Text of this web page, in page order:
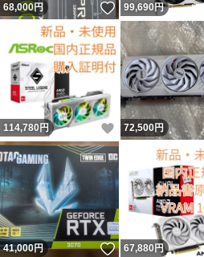
68,000円 いいね！
99,690 円
114,780 円 いいね！
72,500円
41,000円 いいね！
67,880 円